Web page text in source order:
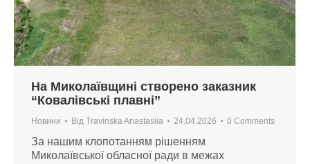
На Миколаївщині створено заказник
“Ковалівські плавні”
Новини Від Travinska Anastasiia 24.04.2026 0 Comments
За нашим клопотанням рішенням
Миколаївської обласної ради в межах